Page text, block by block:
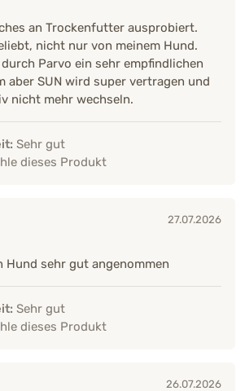
an Trockenfutter ausprobiert.
nicht nur von meinem Hund.
Parvo ein sehr empfindlichen
aber SUN wird super vertragen und
nicht mehr wechseln.
Sehr gut
dieses Produkt
27.07.2026
Hund sehr gut angenommen
Sehr gut
dieses Produkt
26.07.2026